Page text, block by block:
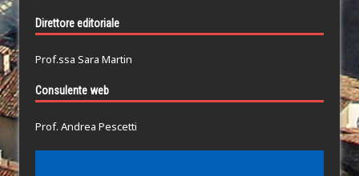
Direttore editoriale
Prof.ssa Sara Martin
Consulente web
Prof. Andrea Pescetti